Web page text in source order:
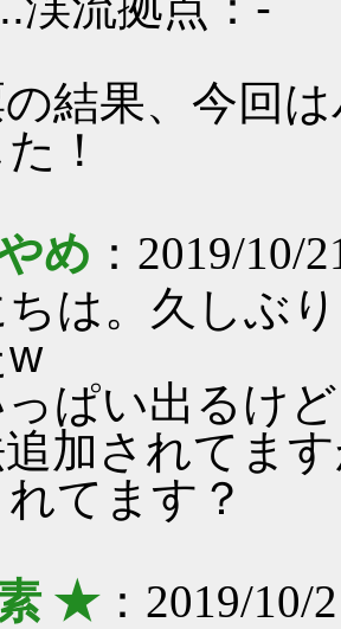
結果、今回
！
め ：2019/10/
ちは。久しぶ
ぱい出るけ
加されてま
てます？
★：2019/10/